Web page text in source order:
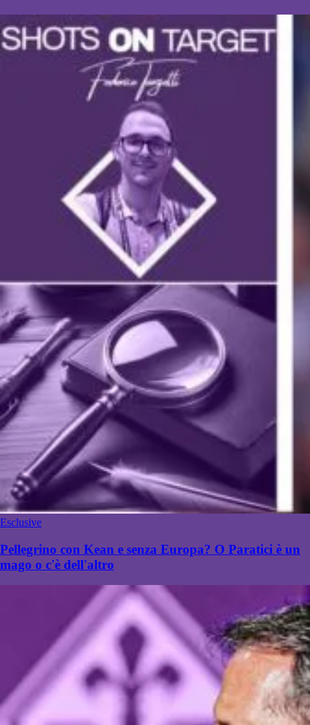
Esclusive
Pellegrino con Kean e senza Europa? O Paratici è un
mago o c'è dell'altro